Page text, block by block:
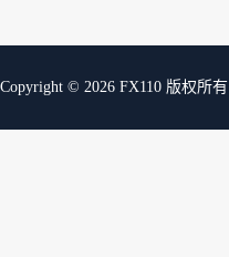
Copyright © 2026 FX110 版权所有